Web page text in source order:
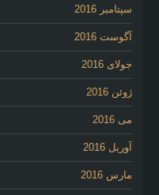
سپتامبر 2016
آگوست 2016
جولای 2016
ژوئن 2016
می 2016
آوریل 2016
مارس 2016